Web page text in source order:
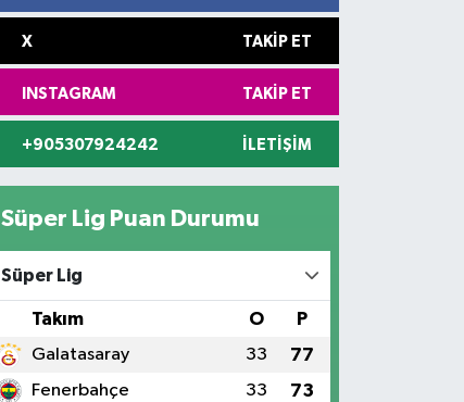
X TAKIP ET
INSTAGRAM TAKIP ET
+905307924242 İLETIŞIM
Süper Lig Puan Durumu
Süper Lig
Takım O P
Galatasaray 33 77
Fenerbahçe 33 73